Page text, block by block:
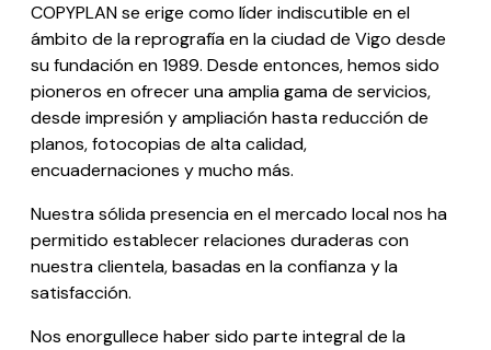
COPYPLAN se erige como líder indiscutible en el
ámbito de la reprografía en la ciudad de Vigo desde
su fundación en 1989. Desde entonces, hemos sido
pioneros en ofrecer una amplia gama de servicios,
desde impresión y ampliación hasta reducción de
planos, fotocopias de alta calidad,
encuadernaciones y mucho más.
Nuestra sólida presencia en el mercado local nos ha
permitido establecer relaciones duraderas con
nuestra clientela, basadas en la confianza y la
satisfacción.
Nos enorgullece haber sido parte integral de la